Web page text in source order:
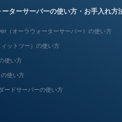
ターサーバーの使い方・お手入れ方
（オーラウォーターサーバー）の使い方
ットツー）の使い方
使い方
使い方
ードサーバーの使い方